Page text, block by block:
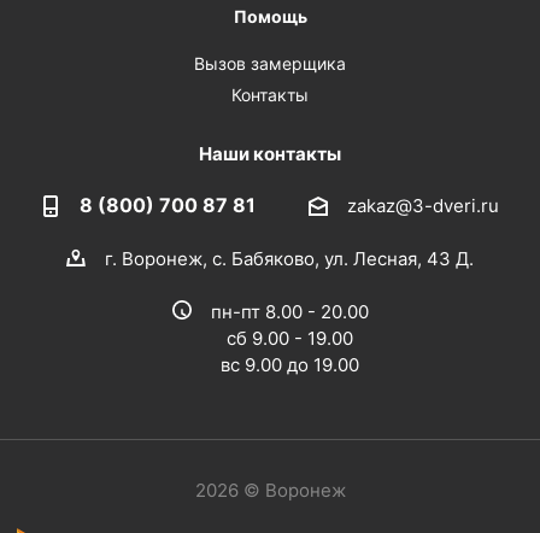
Помощь
Вызов замерщика
Контакты
Наши контакты
8 (800) 700 87 81 zakaz@3-dveri.ru
г. Воронеж, с. Бабяково, ул. Лесная, 43 Д.
пн-пт 8.00 - 20.00
сб 9.00 - 19.00
вс 9.00 до 19.00
2026 © Воронеж